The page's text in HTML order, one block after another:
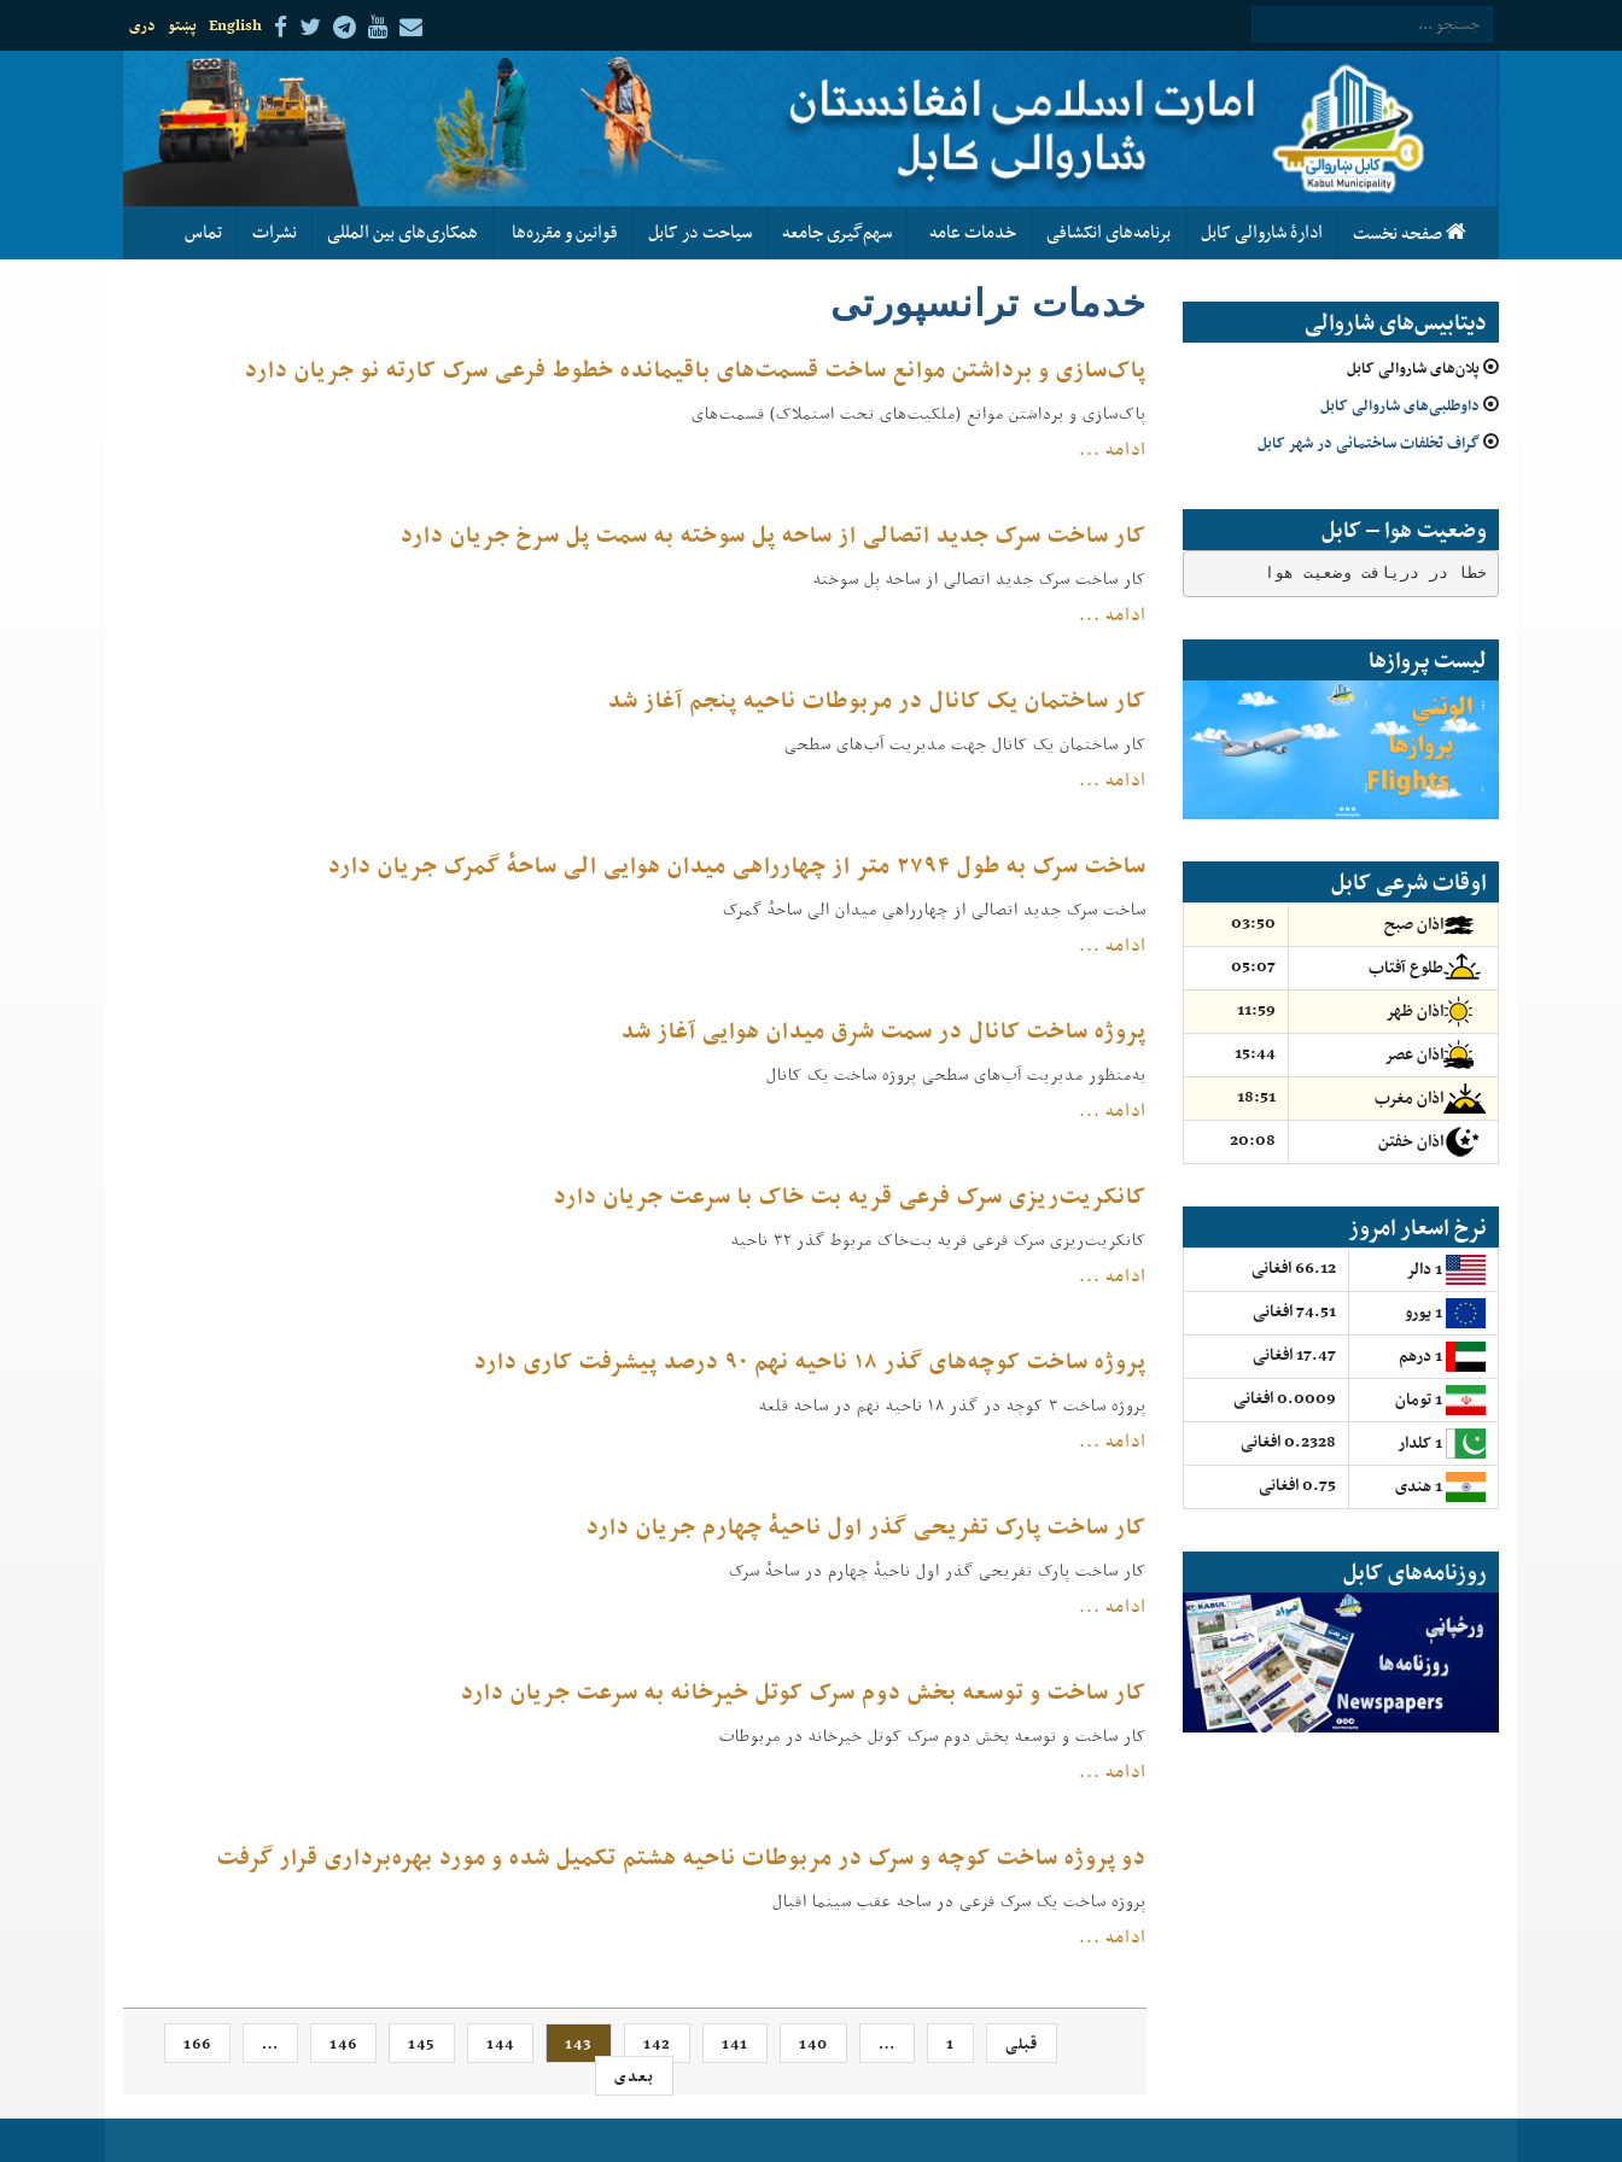
دری پښتو English
صفحه نخست ادارۀ شاروالی کابل برنامه‌های انکشافی خدمات عامه سهم‌گیری جامعه سیاحت در کابل قوانین و مقرره‌ها همکاری‌های بین المللی نشرات تماس
دیتابیس‌های شاروالی
پلان‌های شاروالی کابل
داوطلبی‌های شاروالی کابل
گراف تخلفات ساختمانی در شهر کابل
وضعیت هوا – کابل
خطا در دریافت وضعیت هوا
لیست پروازها
اوقات شرعی کابل
اذان صبح
03:50
طلوع آفتاب
05:07
اذان ظهر
11:59
اذان عصر
15:44
اذان مغرب
18:51
اذان خفتن
20:08
نرخ اسعار امروز
66.12 افغانی
74.51 افغانی
17.47 افغانی
0.0009 افغانی
0.2328 افغانی
0.75 افغانی
روزنامه‌های کابل
خدمات ترانسپورتی
پاک‌سازی و برداشتن موانع ساخت قسمت‌های باقیمانده خطوط فرعی سرک کارته نو جریان دارد
پاک‌سازی و برداشتن موانع (ملکیت‌های تحت استملاک) قسمت‌های
ادامه ...
کار ساخت سرک جدید اتصالی از ساحه پل سوخته به سمت پل سرخ جریان دارد
کار ساخت سرک جدید اتصالی از ساحه پل سوخته
ادامه ...
کار ساختمان یک کانال در مربوطات ناحیه پنجم آغاز شد
کار ساختمان یک کانال جهت مدیریت آب‌های سطحی
ادامه ...
ساخت سرک به طول ۲۷۹۴ متر از چهارراهی میدان هوایی الی ساحهٔ گمرک جریان دارد
ساخت سرک جدید اتصالی از چهارراهی میدان الی ساحهٔ گمرک
ادامه ...
پروژه ساخت کانال در سمت شرق میدان هوایی آغاز شد
به‌منظور مدیریت آب‌های سطحی پروژه ساخت یک کانال
ادامه ...
کانکریت‌ریزی سرک فرعی قریه بت خاک با سرعت جریان دارد
کانکریت‌ریزی سرک فرعی قریه بت‌خاک مربوط گذر ۳۲ ناحیه
ادامه ...
پروژه ساخت کوچه‌های گذر ۱۸ ناحیه نهم ۹۰ درصد پیشرفت کاری دارد
پروژه ساخت ۳ کوچه در گذر ۱۸ ناحیه نهم در ساحه قلعه
ادامه ...
کار ساخت پارک تفریحی گذر اول ناحیهٔ چهارم جریان دارد
کار ساخت پارک تفریحی گذر اول ناحیهٔ چهارم در ساحهٔ سرک
ادامه ...
کار ساخت و توسعه بخش دوم سرک کوتل خیرخانه به سرعت جریان دارد
کار ساخت و توسعه بخش دوم سرک کوتل خیرخانه در مربوطات
ادامه ...
دو پروژه ساخت کوچه و سرک در مربوطات ناحیه هشتم تکمیل شده و مورد بهره‌برداری قرار گرفت
پروژه ساخت یک سرک فرعی در ساحه عقب سینما اقبال
ادامه ...
قبلی 1
…
140
141
142
143
144
145
146
…
166
بعدی